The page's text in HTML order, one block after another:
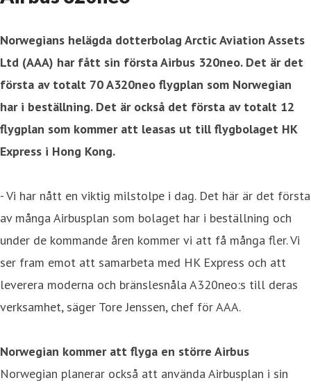
Norwegians helägda dotterbolag Arctic Aviation Assets
Ltd (AAA) har fått sin första Airbus 320neo. Det är det
första av totalt 70 A320neo flygplan som Norwegian
har i beställning. Det är också det första av totalt 12
flygplan som kommer att leasas ut till flygbolaget HK
Express i Hong Kong.
- Vi har nått en viktig milstolpe i dag. Det här är det första
av många Airbusplan som bolaget har i beställning och
under de kommande åren kommer vi att få många fler. Vi
ser fram emot att samarbeta med HK Express och att
leverera moderna och bränslesnåla A320neo:s till deras
verksamhet, säger Tore Jenssen, chef för AAA.
Norwegian kommer att flyga en större Airbus
Norwegian planerar också att använda Airbusplan i sin